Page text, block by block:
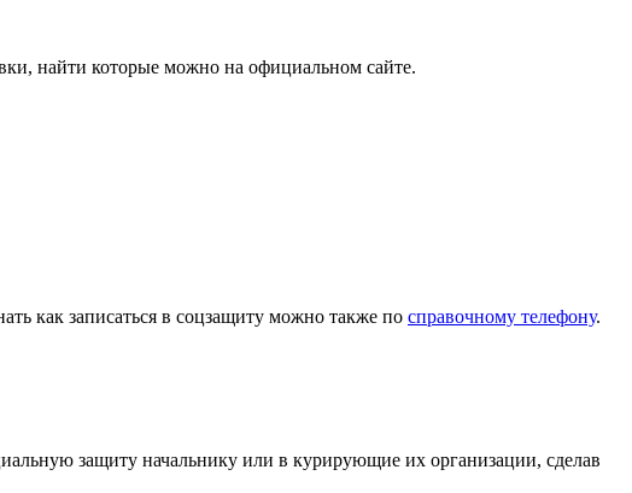
найти которые можно на официальном сайте.
как записаться в соцзащиту можно также по справочному телефону.
защиту начальнику или в курирующие их организации, сделав